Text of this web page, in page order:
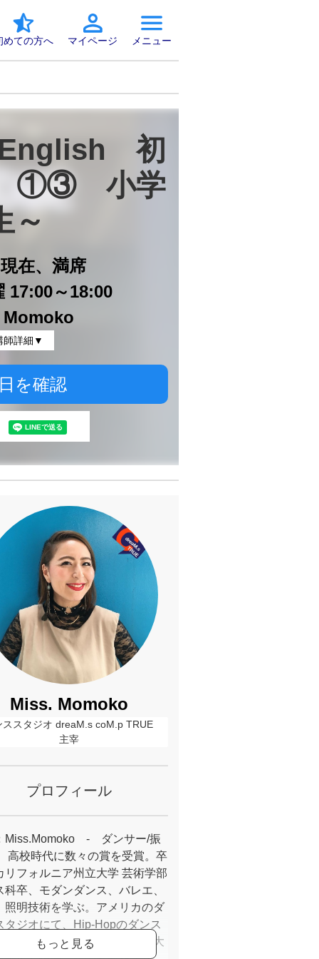
めての方へ マイページ メニュー
　初
①③　小学
～
現在、満席
17:00～18:00
師詳細▼
を確認
Miss. Momoko
ススタジオ dreaM.s coM.p TRUE
主宰
プロフィール
Miss.Momoko - ダンサー/振
高校時代に数々の賞を受賞。卒
リフォルニア州立大学 芸術学部
科卒、モダンダンス、バレエ、
照明技術を学ぶ。アメリカのダ
タジオにて、Hip-Hopのダンス
トラクターとして、子供から大